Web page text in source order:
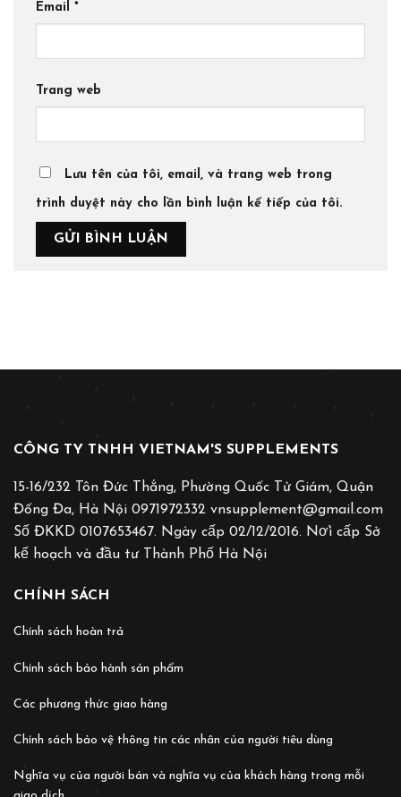
Email *
Trang web
Lưu tên của tôi, email, và trang web trong
trình duyệt này cho lần bình luận kế tiếp của tôi.
CÔNG TY TNHH VIETNAM'S SUPPLEMENTS
15-16/232 Tôn Đức Thắng, Phường Quốc Tử Giám, Quận
Đống Đa, Hà Nội 0971972332 vnsupplement@gmail.com
Số ĐKKD 0107653467. Ngày cấp 02/12/2016. Nơ̛i cấp Sở
kế hoạch và đầu tư Thành Phố Hà Nội
CHÍNH SÁCH
Chính sách hoàn trả
Chính sách bảo hành sản phẩm
Các phương thức giao hàng
Chính sách bảo vệ thông tin các nhân của người tiêu dùng
Nghĩa vụ của người bán và nghĩa vụ của khách hàng trong mỗi